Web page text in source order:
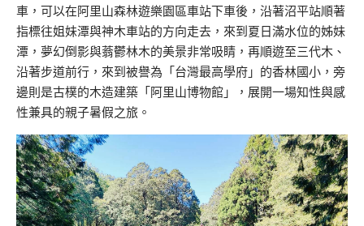
車，可以在阿里山森林遊樂園區車站下車後，沿著沼平站順著
指標往姐妹潭與神木車站的方向走去，來到夏日滿水位的姊妹
潭，夢幻倒影與蓊鬱林木的美景非常吸睛，再順遊至三代木、
沿著步道前行，來到被譽為「台灣最高學府」的香林國小，旁
邊則是古樸的木造建築「阿里山博物館」，展開一場知性與感
性兼具的親子暑假之旅。